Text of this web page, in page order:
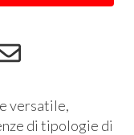
versatile,
di tipologie di